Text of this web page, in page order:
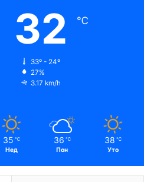
32 ℃
33º - 24º
27%
3.17 km/h
35 ℃
Нед
36 ℃
Пон
38 ℃
Уто